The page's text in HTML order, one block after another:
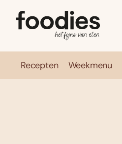
Recepten Weekmenu